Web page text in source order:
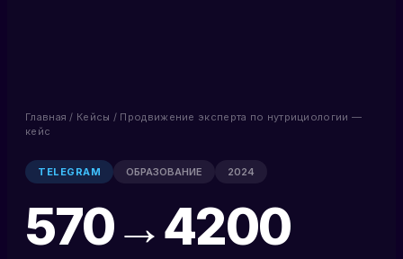
Главная / Кейсы / Продвижение эксперта по нутрициологии —
кейс
TELEGRAM ОБРАЗОВАНИЕ 2024
570→4200